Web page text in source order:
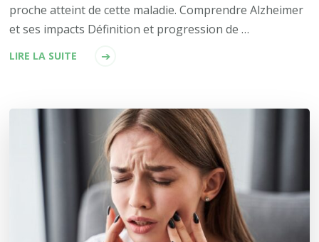
proche atteint de cette maladie. Comprendre Alzheimer
et ses impacts Définition et progression de …
LIRE LA SUITE